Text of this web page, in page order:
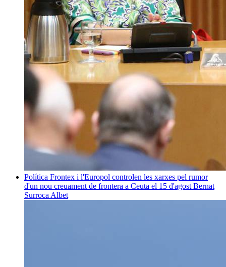
Política Frontex i l'Europol controlen les xarxes pel rumor
d'un nou creuament de frontera a Ceuta el 15 d'agost Bernat
Surroca Albet